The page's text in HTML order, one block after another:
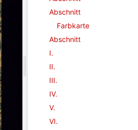
Abschnitt
Farbkarte
Abschnitt
I.
II.
III.
IV.
V.
VI.